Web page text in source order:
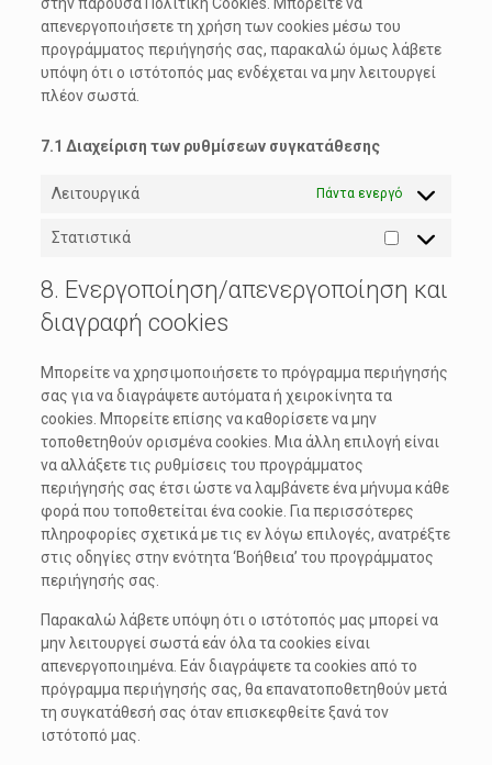
απενεργοποιήσετε τη χρήση των cookies μέσω του
προγράμματος περιήγησής σας, παρακαλώ όμως λάβετε
υπόψη ότι ο ιστότοπός μας ενδέχεται να μην λειτουργεί
πλέον σωστά.
7.1 Διαχείριση των ρυθμίσεων συγκατάθεσης
Λειτουργικά Πάντα ενεργό
Στατιστικά Στατιστικά
8. Ενεργοποίηση/απενεργοποίηση και
διαγραφή cookies
Μπορείτε να χρησιμοποιήσετε το πρόγραμμα περιήγησής
σας για να διαγράψετε αυτόματα ή χειροκίνητα τα
cookies. Μπορείτε επίσης να καθορίσετε να μην
τοποθετηθούν ορισμένα cookies. Μια άλλη επιλογή είναι
να αλλάξετε τις ρυθμίσεις του προγράμματος
περιήγησής σας έτσι ώστε να λαμβάνετε ένα μήνυμα κάθε
φορά που τοποθετείται ένα cookie. Για περισσότερες
πληροφορίες σχετικά με τις εν λόγω επιλογές, ανατρέξτε
στις οδηγίες στην ενότητα ‘Βοήθεια’ του προγράμματος
περιήγησής σας.
Παρακαλώ λάβετε υπόψη ότι ο ιστότοπός μας μπορεί να
μην λειτουργεί σωστά εάν όλα τα cookies είναι
απενεργοποιημένα. Εάν διαγράψετε τα cookies από το
πρόγραμμα περιήγησής σας, θα επανατοποθετηθούν μετά
τη συγκατάθεσή σας όταν επισκεφθείτε ξανά τον
ιστότοπό μας.